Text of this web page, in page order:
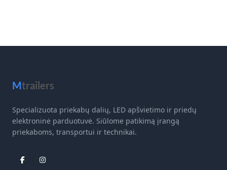
Mtrailers
Specializuota priekabų dalių, LED apšvietimo ir priedų
elektroninė parduotuvė. Siūlome patikimą įrangą
priekaboms, transportui ir technikai.